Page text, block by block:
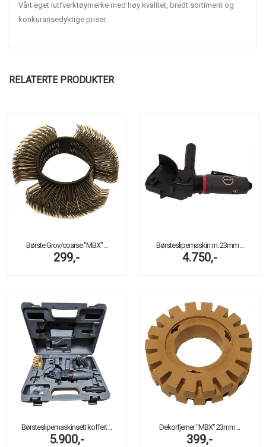
Vårt eget lutfverktøymerke med høy kvalitet, bredt sortiment og
konkuransedyktige priser.
RELATERTE PRODUKTER
Børste Grov/coarse "MBX" ...
299,-
Børsteslipemaskin m. 23mm ...
4.750,-
Børsteslipemaskinsett koffert ...
5.900,-
Dekorfjerner "MBX" 23mm ...
399,-